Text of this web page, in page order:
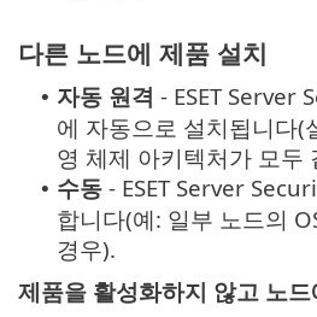
다른 노드에 제품 설치
• 자동 원격 - ESET Server
에 자동으로 설치됩니다(
영 체제 아키텍처가 모두
• 수동 - ESET Server
합니다(예: 일부 노드의
경우).
제품을 활성화하지 않고 노